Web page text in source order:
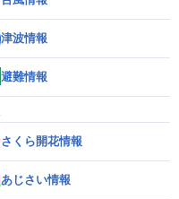
津波情報
避難情報
さくら開花情報
あじさい情報